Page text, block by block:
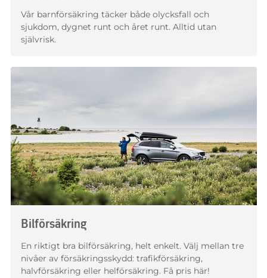
all information, tillsammans med ditt försäkringsbrev,
påMina Sidor. Om du valt att inte vara digital kund hos
oss får du all information hemskickad – kom ihåg att spara
Ärrtabeller
Förköpsinformation Gravidförsäkring
Produktfaktablad Gravidförsäkring
Villkor Gravidförsäkring
Vår barnförsäkring täcker både olycksfall och
sjukdom, dygnet runt och året runt. Alltid utan
självrisk.
Bilförsäkring
En riktigt bra bilförsäkring, helt enkelt. Välj mellan tre
nivåer av försäkringsskydd: trafikförsäkring,
halvförsäkring eller helförsäkring. Få pris här!